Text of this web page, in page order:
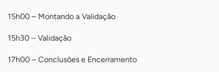
15h00 – Montando a Validação
15h30 – Validação
17h00 – Conclusões e Encerramento